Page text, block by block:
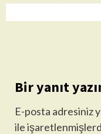
Bir yanıt
E-posta adresiniz
ile